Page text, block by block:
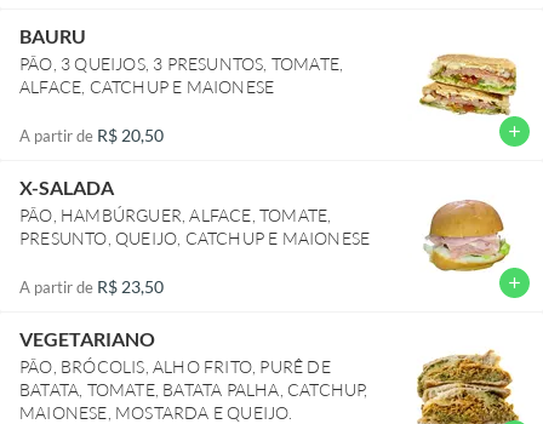
BAURU
PÃO, 3 QUEIJOS, 3 PRESUNTOS, TOMATE,
ALFACE, CATCHUP E MAIONESE
A partir de R$ 20,50 add
X-SALADA
PÃO, HAMBÚRGUER, ALFACE, TOMATE,
PRESUNTO, QUEIJO, CATCHUP E MAIONESE
A partir de R$ 23,50 add
VEGETARIANO
PÃO, BRÓCOLIS, ALHO FRITO, PURÊ DE
BATATA, TOMATE, BATATA PALHA, CATCHUP,
MAIONESE, MOSTARDA E QUEIJO.